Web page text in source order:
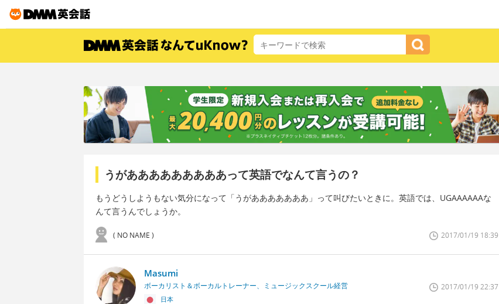
うがあああああああああって英語でなんて言うの？
もうどうしようもない気分になって「うがあああああああ」って叫びたいときに。英語では、UGAAAAAAな
んて言うんでしょうか。
( NO NAME ) 2017/01/19 18:39
Masumi
ボーカリスト＆ボーカルトレーナー、ミュージックスクール経営
日本
2017/01/19 22:37